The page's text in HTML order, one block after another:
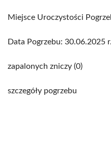
Miejsce Uroczystości
Data Pogrzebu: 30.06.2025 r.
zapalonych zniczy (0)
szczegóły pogrzebu